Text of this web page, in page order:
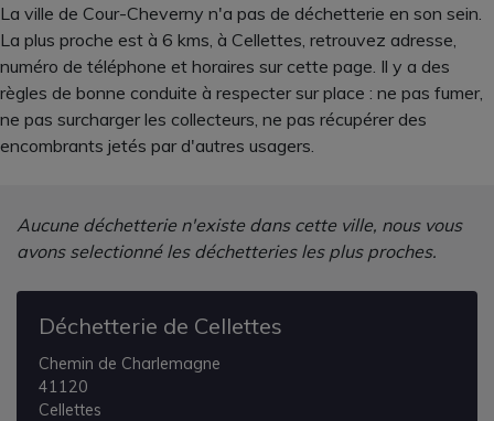
La ville de Cour-Cheverny n'a pas de déchetterie en son sein.
La plus proche est à 6 kms, à Cellettes, retrouvez adresse,
numéro de téléphone et horaires sur cette page. Il y a des
règles de bonne conduite à respecter sur place : ne pas fumer,
ne pas surcharger les collecteurs, ne pas récupérer des
encombrants jetés par d'autres usagers.
Aucune déchetterie n'existe dans cette ville, nous vous
avons selectionné les déchetteries les plus proches.
Déchetterie de Cellettes
Chemin de Charlemagne
41120
Cellettes